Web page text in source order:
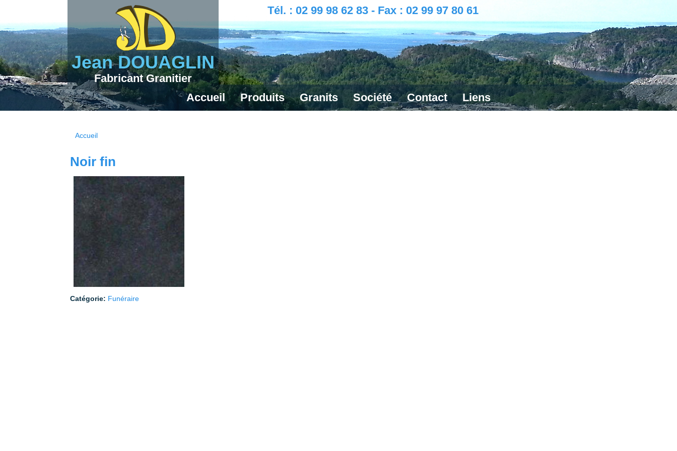
Jean DOUAGLIN
Fabricant Granitier
Tél. : 02 99 98 62 83 - Fax : 02 99 97 80 61
Accueil Produits Granits Société Contact Liens
Accueil
Noir fin
Catégorie: Funéraire